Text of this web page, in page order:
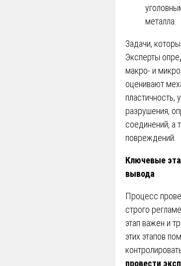
металла.
Задачи,
Эксперты
макро- и
оценивают
пластичность,
разрушения,
соединений, а
повреждений.
Ключевые
вывода
Процесс
строго
этап важен и
этих этапов
провести